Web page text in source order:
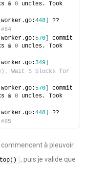
& 0
worker.go:448
??
#64
worker.go: 570
commit
& 0
worker.go: 349
Wait 5 blocks for
worker.go: 570
commit
& 0
worker.go:448
??
#65
à pleuvoir.
, puis je valide que